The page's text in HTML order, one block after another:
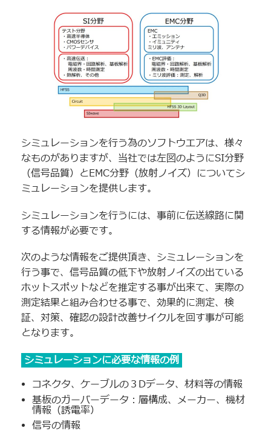
シミュレーションを行う為のソフトウエアは、様々
なものがありますが、当社では左図のようにSI分野
（信号品質）とEMC分野（放射ノイズ）についてシ
ミュレーションを提供します。
シミュレーションを行うには、事前に伝送線路に関
する情報が必要です。
次のような情報をご提供頂き、シミュレーションを
行う事で、信号品質の低下や放射ノイズの出ている
ホットスポットなどを推定する事が出来て、実際の
測定結果と組み合わせる事で、効果的に測定、検
証、対策、確認の設計改善サイクルを回す事が可能
となります。
シミュレーションに必要な情報の例
コネクタ、ケーブルの３Dデータ、材料等の情報
基板のガーバーデータ：層構成、メーカー、機材
情報（誘電率）
信号の情報